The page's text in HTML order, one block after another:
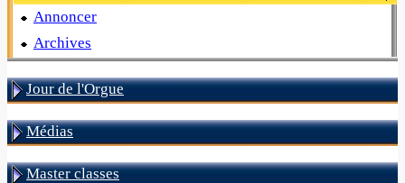
Annoncer
Archives
Jour de l'Orgue
Médias
Master classes